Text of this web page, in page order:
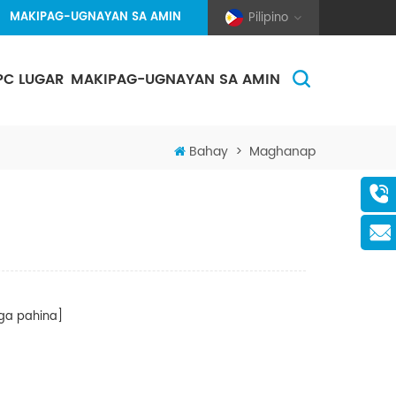
Pilipino
MAKIPAG-UGNAYAN SA AMIN
LUGAR MAKIPAG-UGNAYAN SA AMIN
Bahay > Maghanap
pahina]